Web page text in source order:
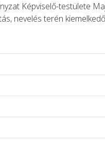
Képviselő-testülete
nevelés terén